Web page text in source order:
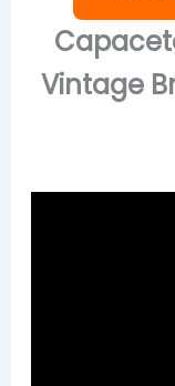
Vintage